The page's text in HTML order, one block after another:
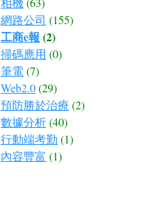
網路公司 (155)
工商e報 (2)
掃碼應用 (0)
筆電(7)
Web2.0(29)
預防勝於治療 (2)
數據分析(40)
行動端考勤 (1)
內容豐富 (1)